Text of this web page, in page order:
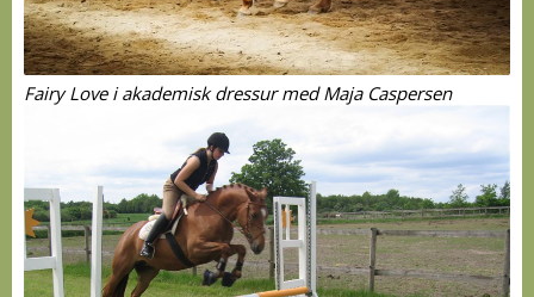
Fairy Love i akademisk dressur med Maja Caspersen